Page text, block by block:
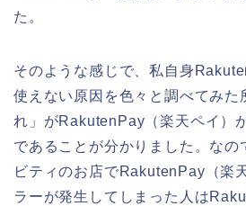
た。
そのような感じで、私自身
使えない原因を色々と調べてみた
れ」がRakutenPay（楽天ペイ）
であることが分かりました。なの
ビティのお店でRakutenPay（楽
ラーが発生してしまった人は